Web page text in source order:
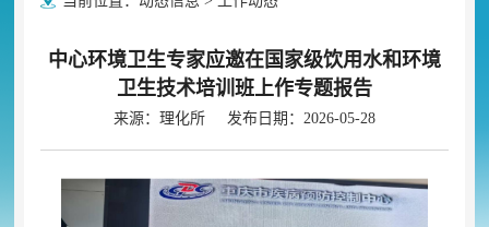
中心环境卫生专家应邀在国家级饮用水和环境
卫生技术培训班上作专题报告
来源：理化所 发布日期：2026-05-28